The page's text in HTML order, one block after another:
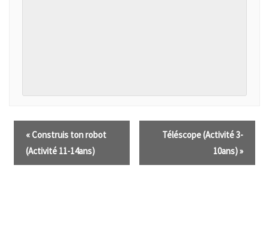
«Construis ton robot
(Activité 11-14ans)
Téléscope (Activité 3-
10ans)»